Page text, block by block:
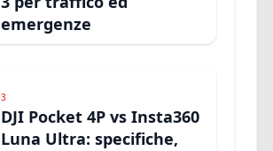
emergenze
3
DJI Pocket 4P vs Insta360
Luna Ultra: specifiche,